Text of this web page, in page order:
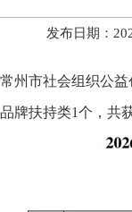
发布日期：
州市社会组织公
牌扶持类1个，共